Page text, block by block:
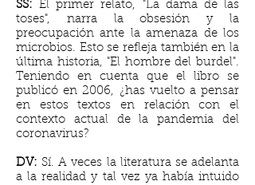
SS:El primer relato, "La dama de las
toses", narra la obsesión y la
preocupación ante la amenaza de los
microbios. Esto se refleja también en la
última historia, "El hombre del burdel".
Teniendo en cuenta que el libro se
publicó en 2006, ¿has vuelto a pensar
en estos textos en relación con el
contexto actual de la pandemia del
coronavirus?
DV: Sí. A veces la literatura se adelanta
a la realidad y tal vez ya había intuido